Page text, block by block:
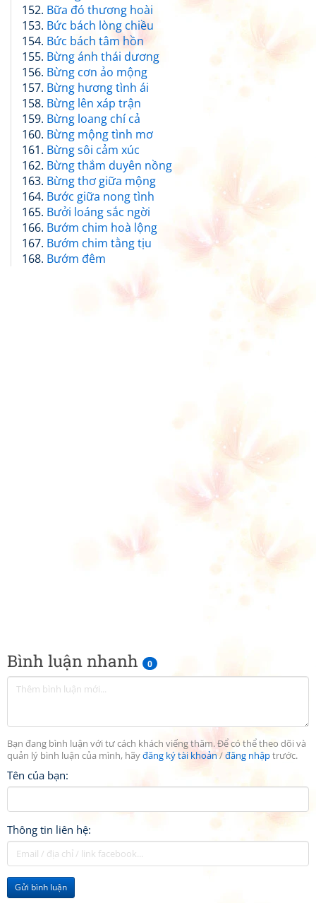
Bình luận nhanh 0
Bạn đang bình luận với tư cách khách viếng thăm. Để có thể theo dõi và
quản lý bình luận của mình, hãyđăng ký tài khoản/đăng nhậptrước.
Tên của bạn:
Thông tin liên hệ:
Gửi bình luận
Bữa đó thương hoài
Bức bách lòng chiều
Bức bách tâm hồn
Bừng ánh thái dương
Bừng cơn ảo mộng
Bừng hương tình ái
Bừng lên xáp trận
Bừng loang chí cả
Bừng mộng tình mơ
Bừng sôi cảm xúc
Bừng thắm duyên nồng
Bừng thơ giữa mộng
Bước giữa nong tình
Bưởi loáng sắc ngời
Bướm chim hoà lộng
Bướm chim tằng tịu
Bướm đêm